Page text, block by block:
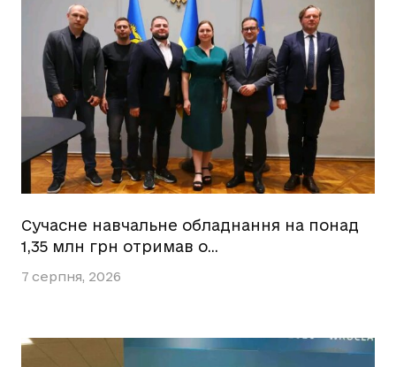
Сучасне навчальне обладнання на понад
1,35 млн грн отримав о…
7 серпня, 2026